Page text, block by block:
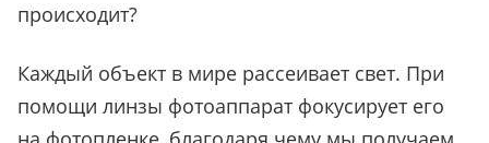
происходит?
Каждый объект в мире рассеивает свет. При
помощи линзы фотоаппарат фокусирует его